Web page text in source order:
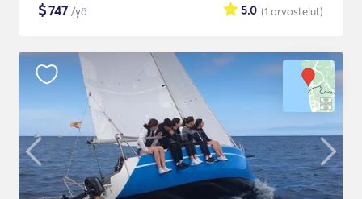
$747 /yö (1 arvostelut)
5.0